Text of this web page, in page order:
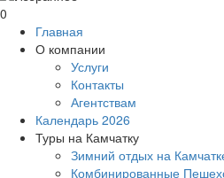
0
Главная
О компании
Услуги
Контакты
Агентствам
Календарь 2026
Туры на Камчатку
Зимний отдых на
Комбинированные